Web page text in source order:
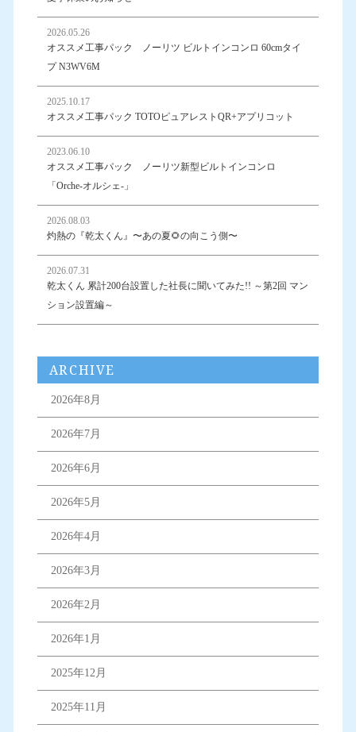
2026.05.26
オススメ工事パック ノーリツ ビルトインコンロ 60cmタイ
プ N3WV6M
2025.10.17
オススメ工事パック TOTOピュアレストQR+アプリコット
2023.06.10
オススメ工事パック ノーリツ新型ビルトインコンロ
「Orche-オルシェ-」
2026.08.03
灼熱の『乾太くん』〜あの夏🌻の向こう側〜
2026.07.31
乾太くん 累計200台設置した社長に聞いてみた!! ～第2回 マン
ション設置編～
ARCHIVE
2026年8月
2026年7月
2026年6月
2026年5月
2026年4月
2026年3月
2026年2月
2026年1月
2025年12月
2025年11月